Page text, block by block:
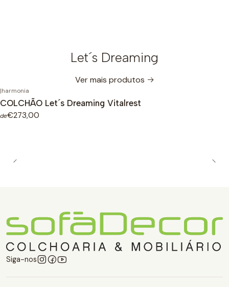
Let´s Dreaming
Ver mais produtos
|harmonia
COLCHÃO Let´s Dreaming Vitalrest
de€273,00
Siga-nos